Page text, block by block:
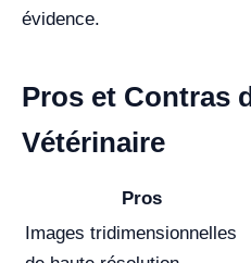
évidence.
Pros et Contras
Vétérinaire
Pros
Images tridimensionnelles